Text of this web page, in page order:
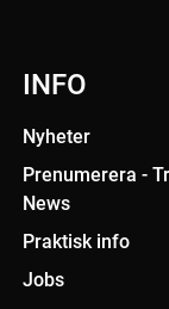
INFO
Nyheter
Prenumerera -
News
Praktisk info
Jobs